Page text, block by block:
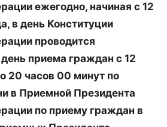
ежегодно, начиная с 12
в день Конституции
проводится
приема граждан с 12
20 часов 00 минут по
в Приемной Президента
по приему граждан в